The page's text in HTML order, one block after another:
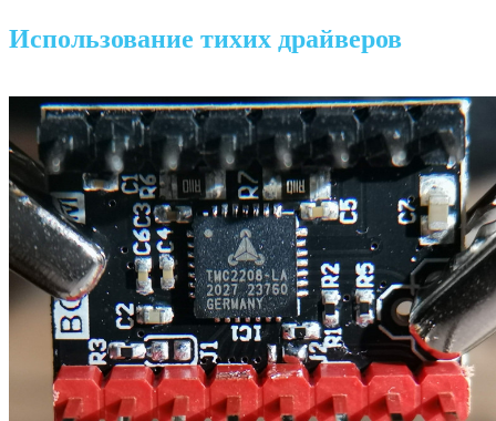
Использование тихих драйверов